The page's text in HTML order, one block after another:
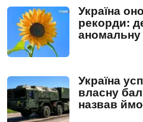
Україна
рекорди:
аномальну
Україна
власну
назвав